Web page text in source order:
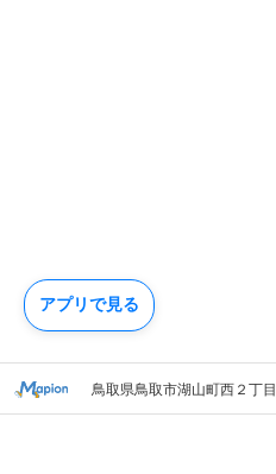
鳥取県鳥取市湖山町西２丁目
アプリで見る